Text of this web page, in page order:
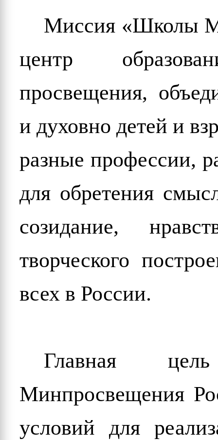
Миссия «Школы
центр
просвещения,
и духовно детей и
разные профессии,
для обретения
созидание,
творческого
всех в России.
Главная
Минпросвещения
условий для